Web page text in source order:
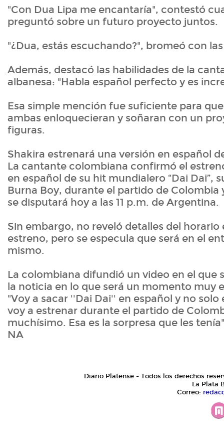
"Con Dua Lipa me encantaría", contestó
preguntó sobre un futuro proyecto juntos.
"¿Dua, estás escuchando?", bromeó con
Además, destacó las habilidades de la
albanesa: "Habla español perfecto y es
Esa simple mención fue suficiente para
ambas enloquecieran y soñaran con un
figuras.
Shakira estrenará una versión en español
La cantante colombiana confirmó el
en español de su hit mundialero “Dai Dai”,
Burna Boy, durante el partido de Colombia
se disputará hoy a las 11 p.m. de Argentina.
Sin embargo, no reveló detalles del horario
estreno, pero se especula que será en el
mismo.
La colombiana difundió un video en el que
la noticia en lo que será un momento muy
"Voy a sacar ''Dai Dai'' en español y no solo
voy a estrenar durante el partido de
muchísimo. Esa es la sorpresa que les
NA
Diario Platense - Todos los derechos
La Plata
Correo: